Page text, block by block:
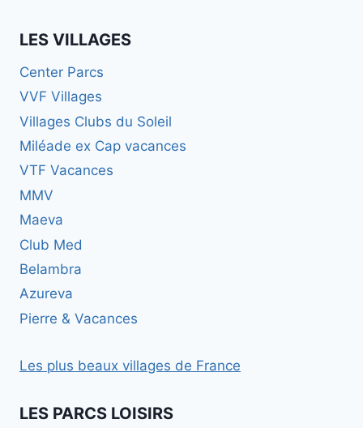
LES VILLAGES
Center Parcs
VVF Villages
Villages Clubs du Soleil
Miléade ex Cap vacances
VTF Vacances
MMV
Maeva
Club Med
Belambra
Azureva
Pierre & Vacances
Les plus beaux villages de France
LES PARCS LOISIRS